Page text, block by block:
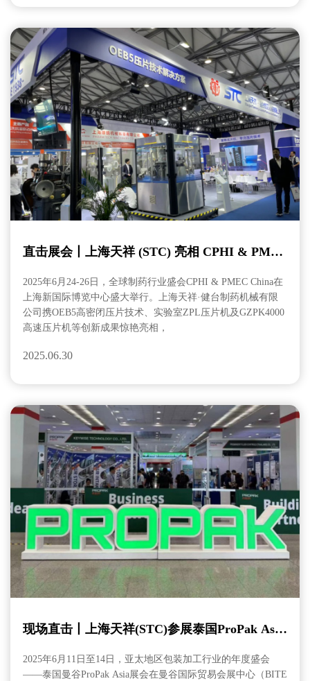
直击展会丨上海天祥 (STC) 亮相 CPHI & PME
2025年6月24-26日，全球制药行业盛会CPHI & PMEC China在
上海新国际博览中心盛大举行。上海天祥·健台制药机械有限
公司携OEB5高密闭压片技术、实验室ZPL压片机及GZPK4000
高速压片机等创新成果惊艳亮相，
2025.06.30
现场直击丨上海天祥(STC)参展泰国ProPak Asia
2025年6月11日至14日，亚太地区包装加工行业的年度盛会
——泰国曼谷ProPak Asia展会在曼谷国际贸易会展中心（BITE